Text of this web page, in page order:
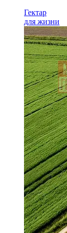
Гектар
для жизни